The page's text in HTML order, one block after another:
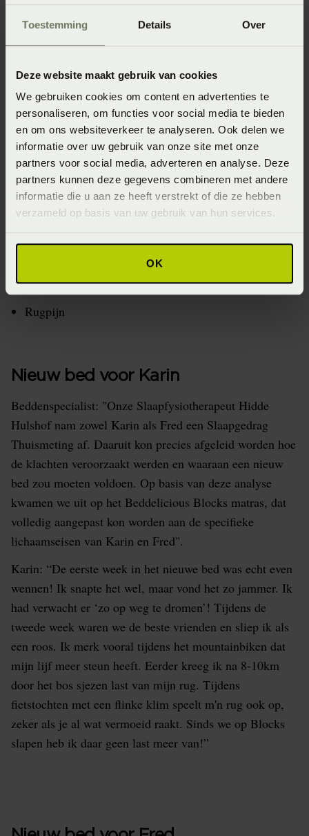
Toestemming Details Over
Deze website maakt gebruik van cookies
We gebruiken cookies om content en advertenties te
personaliseren, om functies voor social media te bieden
en om ons websiteverkeer te analyseren. Ook delen we
informatie over uw gebruik van onze site met onze
partners voor social media, adverteren en analyse. Deze
partners kunnen deze gegevens combineren met andere
informatie die u aan ze heeft verstrekt of die ze hebben
verzameld op basis van uw gebruik van hun services.
OK
beste beddenwinkel die er was. Toen werd je niet
gevraagd of je ergens klachten had of hoe je in je bed
weet waar hij het over heeft. En dan koop je een nieuw
bed. Had ik toen maar geweten wat ik nu weet..”
Karin: “Toen Fred en ik samen gingen wonen kwam ik
er ‘gewoon bij’ en sliepen we in het bed dat Fred al 18
jaar had. Het matras waar ik thuis op sliep, was lang niet
zo hard. Maar ach, je doet ’t er maar mee en beseft niet
wat voor impact het heeft op je lichaam. Blijkt nu!”
Slapende schouders
Rugpijn
Nieuw bed voor Karin
Beddenspecialist: "Onze Slaapfysiotherapeut Hidde
Hulshof nam zowel Karin als Fred een Slaapgedrag
Thuismeting af. Daaruit kon precies afgeleid worden hoe
de klachten veroorzaakt werden en waaraan een nieuw
bed zou moeten voldoen. Op basis van deze analyse
kwamen we uit op het Beddelicious Blocks matras, dat
volledig aangepast kon worden aan de specifieke
lichaamseisen van Karin en Fred".
Karin: “De eerste week in het nieuwe bed was echt even
wennen! Ik snapte het wel, maar vond het zo jammer. Ik
had verwacht er ‘zo op weg te dromen’! Tijdens de
tweede week waren we de beste vrienden en sliep ik als
een roos. Ik merk vooral tijdens het mountainbiken dat
mijn lijf meer steun heeft. Eerder kreeg ik na 8-10km
door het bos sjezen last van mijn rug. Tijdens
fietstochten met een flinke klim speelt m'n rug ook op,
zeker als je al wat vermoeid raakt. Sinds we op Blocks
slapen heb ik daar geen last meer van!”